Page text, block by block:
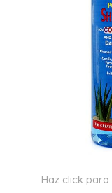
Haz click